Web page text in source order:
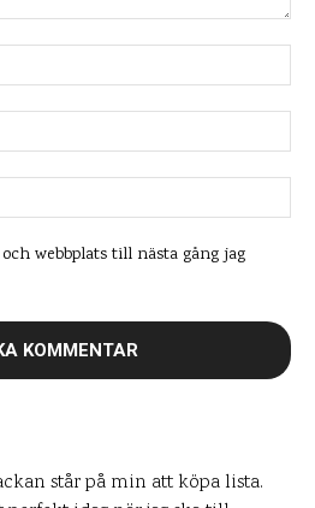
står på min att köpa lista.
webbplats till nästa gång jag